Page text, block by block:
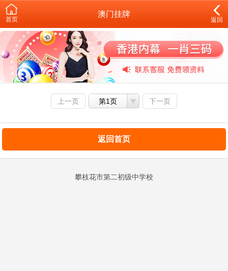
首页
澳门挂牌
返回
上一页 第1页 下一页
返回首页
攀枝花市第二初级中学校